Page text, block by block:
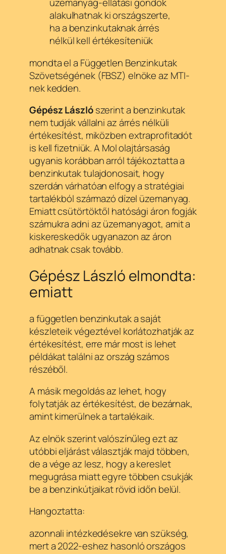
üzemanyag-ellátási gondok
alakulhatnak ki országszerte,
ha a benzinkutaknak árrés
nélkül kell értékesíteniük
mondta el a Független Benzinkutak
Szövetségének (FBSZ) elnöke az MTI-
nek kedden.
GépészLászlószerint a benzinkutak
nem tudják vállalni az árrés nélküli
értékesítést, miközben extraprofitadót
is kell fizetniük. A Mol olajtársaság
ugyanis korábban arról tájékoztatta a
benzinkutak tulajdonosait, hogy
szerdán várhatóan elfogy a stratégiai
tartalékból származó dízel üzemanyag.
Emiatt csütörtöktől hatósági áron fogják
számukra adni az üzemanyagot, amit a
kiskereskedők ugyanazon az áron
adhatnak csak tovább.
Gépész László elmondta:
emiatt
a független benzinkutak a saját
készleteik végeztével korlátozhatják az
értékesítést, erre már most is lehet
példákat találni az ország számos
részéből.
A másik megoldás az lehet, hogy
folytatják az értékesítést, de bezárnak,
amint kimerülnek a tartalékaik.
Az elnök szerint valószínűleg ezt az
utóbbi eljárást választják majd többen,
de a vége az lesz, hogy a kereslet
megugrása miatt egyre többen csukják
be a benzinkútjaikat rövid időn belül.
Hangoztatta:
azonnali intézkedésekre van szükség,
mert a 2022-eshez hasonló országos